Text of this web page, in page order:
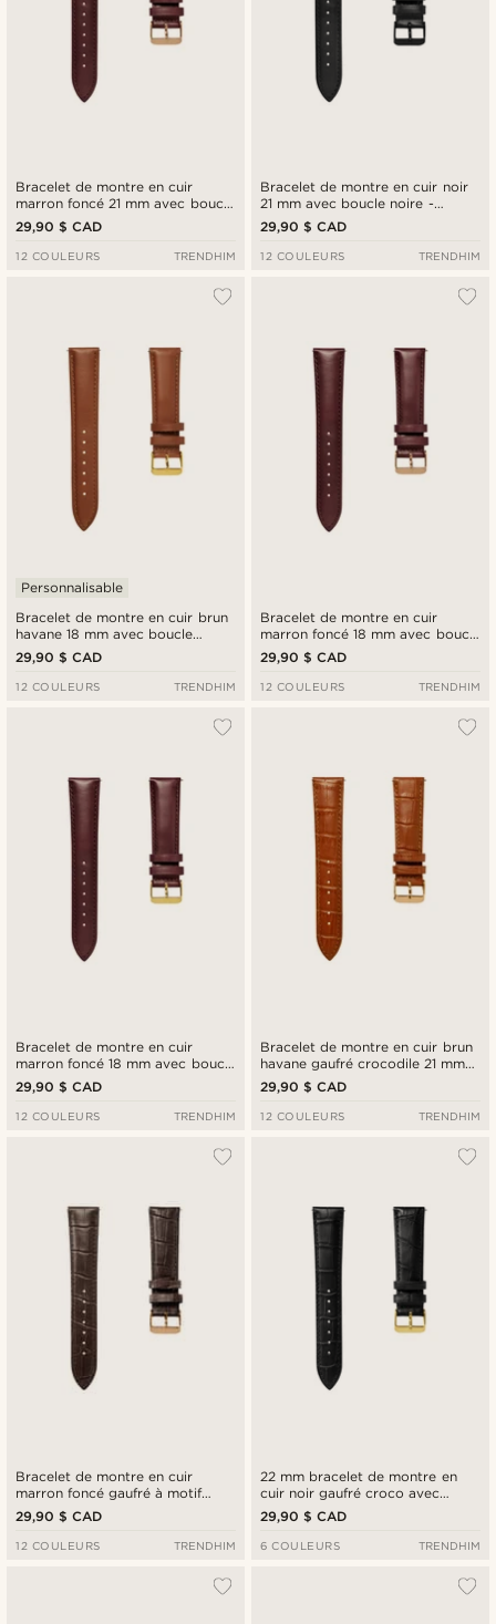
Bracelet de montre en cuir
marron foncé 21 mm avec boucle
rose gold - Système de fixation
rapide
29,90 $ CAD
12 COULEURS TRENDHIM
Bracelet de montre en cuir noir
21 mm avec boucle noire -
Système de fixation rapide
29,90 $ CAD
12 COULEURS TRENDHIM
Bracelet de montre en cuir brun
havane 18 mm avec boucle
dorée - Attache rapide
Personnalisable
29,90 $ CAD
12 COULEURS TRENDHIM
Bracelet de montre en cuir
marron foncé 18 mm avec boucle
rose gold - Atttache rapide
29,90 $ CAD
12 COULEURS TRENDHIM
Bracelet de montre en cuir
marron foncé 18 mm avec boucle
dorée - Attache rapide
29,90 $ CAD
12 COULEURS TRENDHIM
Bracelet de montre en cuir brun
havane gaufré crocodile 21 mm
avec boucle rose gold - Attache
rapide
29,90 $ CAD
12 COULEURS TRENDHIM
Bracelet de montre en cuir
marron foncé gaufré à motif
crocodile 21 mm avec boucle
rose gold - Attache rapide
29,90 $ CAD
12 COULEURS TRENDHIM
22 mm bracelet de montre en
cuir noir gaufré croco avec
boucle dorée et barrettes à
dégagement rapide
29,90 $ CAD
6 COULEURS TRENDHIM